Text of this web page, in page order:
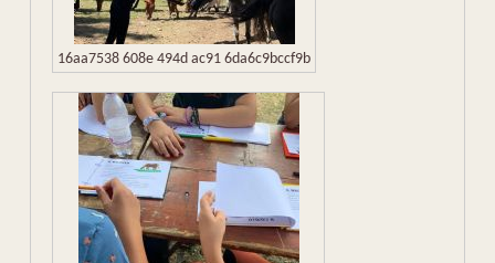
16aa7538 608e 494d ac91 6da6c9bccf9b